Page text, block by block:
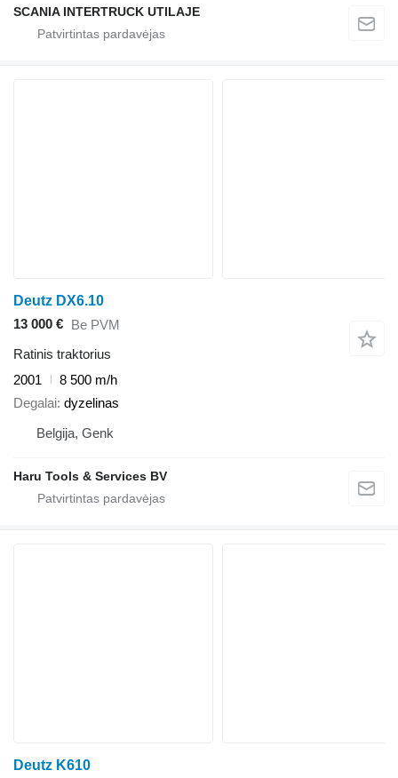
SCANIA INTERTRUCK UTILAJE
Deutz DX6.10
13 000 € Be PVM
Ratinis traktorius
2001
8 500 m/h
Degalai dyzelinas
Belgija, Genk
Haru Tools & Services BV
Deutz K610